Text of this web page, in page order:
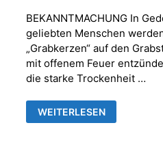
BEKANNTMACHUNG In
geliebten Menschen
„Grabkerzen“ auf den
mit offenem Feuer
die starke Trockenheit …
KERZEN
ODER
WEITERLESEN